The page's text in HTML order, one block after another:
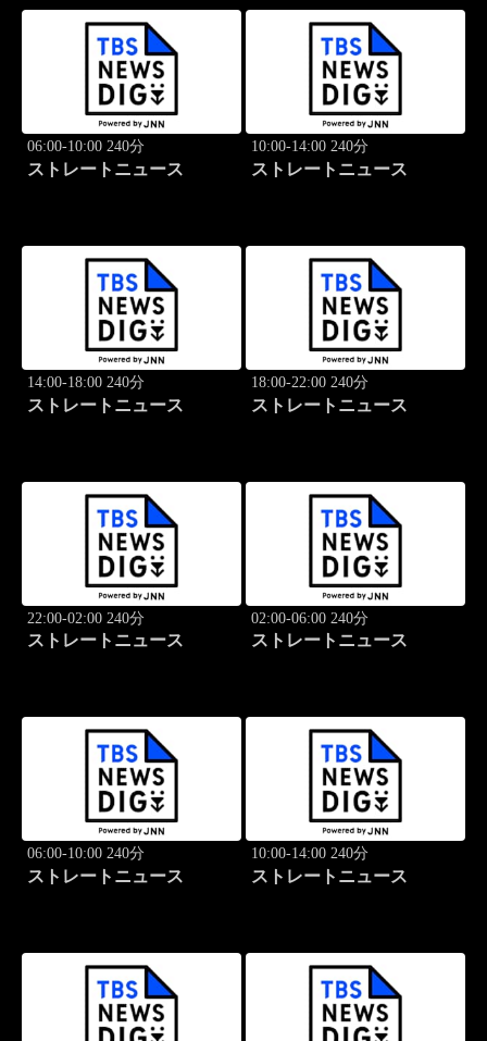
06:00-10:00 240分
ストレートニュース
10:00-14:00 240分
ストレートニュース
14:00-18:00 240分
ストレートニュース
18:00-22:00 240分
ストレートニュース
22:00-02:00 240分
ストレートニュース
02:00-06:00 240分
ストレートニュース
06:00-10:00 240分
ストレートニュース
10:00-14:00 240分
ストレートニュース